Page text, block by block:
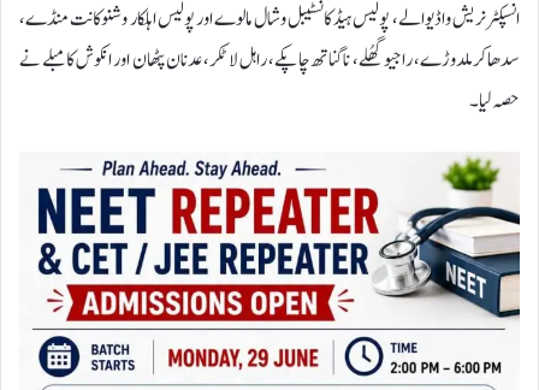
انسپکٹر نریش واڈیوالے، پولیس ہیڈ کانسٹیبل وشال مالوے اور پولیس اہلکار وشنوکانت منڈے،
سدھاکر ملدوڑے، راجیو گھُلے، ناگناتھ چاپکے، راہل لاٹکر، عدنان پٹھان اور انکوش کامبلے نے
حصہ لیا۔